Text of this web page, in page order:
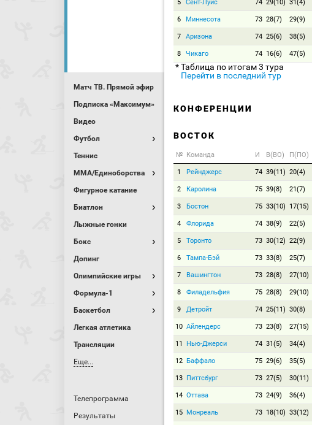
Матч ТВ. Прямой эфир
Подписка «Максимум»
Видео
Футбол
Теннис
MMA/Единоборства
Фигурное катание
Биатлон
Лыжные гонки
Бокс
Допинг
Олимпийские игры
Формула-1
Баскетбол
Легкая атлетика
Трансляции
Еще...
Телепрограмма
Результаты
5 Сент-Луис 74 29(10) 31(4)
6 Миннесота 73 28(7) 29(9)
7 Аризона 74 25(6) 38(5)
8 Чикаго 74 16(6) 47(5)
* Таблица по итогам 3 тура
Перейти в последний тур
КОНФЕРЕНЦИИ
ВОСТОК
№ Команда И В(ВО) П(ПО)
1 Рейнджерс 74 39(11) 20(4)
2 Каролина 75 39(8) 21(7)
3 Бостон 75 33(10) 17(15)
4 Флорида 74 38(9) 22(5)
5 Торонто 73 30(12) 22(9)
6 Тампа-Бэй 73 33(8) 25(7)
7 Вашингтон 73 28(8) 27(10)
8 Филадельфия 75 28(8) 29(10)
9 Детройт 74 25(11) 30(8)
10 Айлендерс 73 23(8) 27(15)
11 Нью-Джерси 74 31(5) 34(4)
12 Баффало 75 29(6) 35(5)
13 Питтсбург 73 27(5) 30(11)
14 Оттава 73 24(9) 36(4)
15 Монреаль 73 18(10) 33(12)